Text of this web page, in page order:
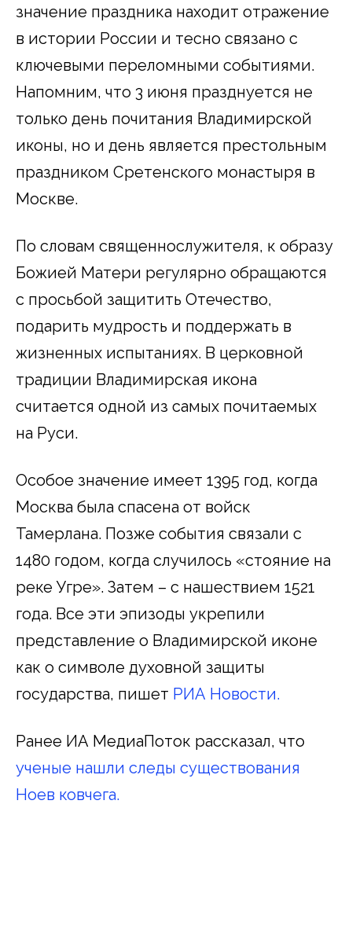
значение праздника находит отражение
в истории России и тесно связано с
ключевыми переломными событиями.
Напомним, что 3 июня празднуется не
только день почитания Владимирской
иконы, но и день является престольным
праздником Сретенского монастыря в
Москве.
По словам священнослужителя, к образу
Божией Матери регулярно обращаются
с просьбой защитить Отечество,
подарить мудрость и поддержать в
жизненных испытаниях. В церковной
традиции Владимирская икона
считается одной из самых почитаемых
на Руси.
Особое значение имеет 1395 год, когда
Москва была спасена от войск
Тамерлана. Позже события связали с
1480 годом, когда случилось «стояние на
реке Угре». Затем – с нашествием 1521
года. Все эти эпизоды укрепили
представление о Владимирской иконе
как о символе духовной защиты
государства, пишет РИА Новости.
Ранее ИА МедиаПоток рассказал, что
ученые нашли следы существования
Ноев ковчега.